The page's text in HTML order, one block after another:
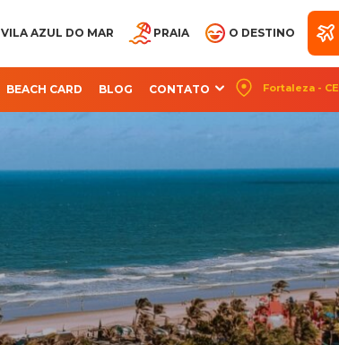
VILA AZUL DO MAR PRAIA O DESTINO
BEACH CARD BLOG CONTATO Fortaleza - CE
RESORT
RESORT